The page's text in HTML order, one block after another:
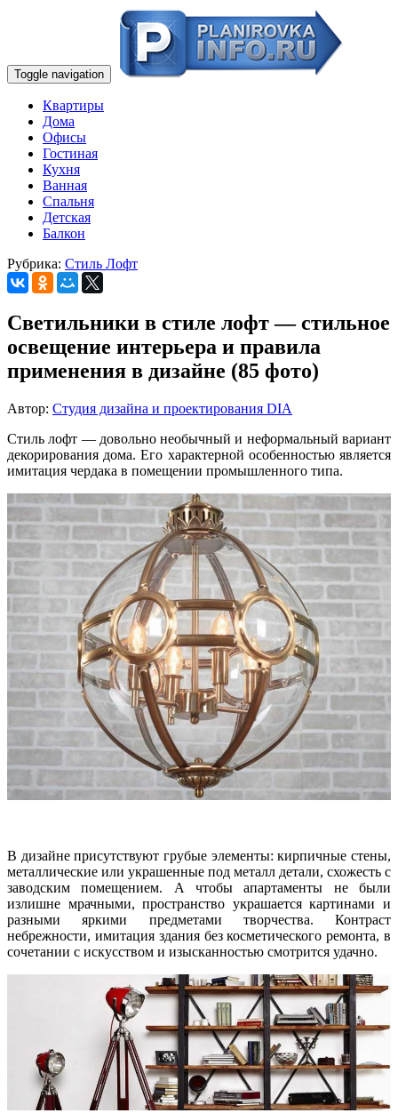
Toggle navigation
Квартиры
Дома
Офисы
Гостиная
Кухня
Ванная
Спальня
Детская
Балкон
Рубрика: Стиль Лофт
Светильники в стиле лофт — стильное
освещение интерьера и правила
применения в дизайне (85 фото)
Автор: Студия дизайна и проектирования DIA
Стиль лофт — довольно необычный и неформальный вариант
декорирования дома. Его характерной особенностью является
имитация чердака в помещении промышленного типа.
В дизайне присутствуют грубые элементы: кирпичные стены,
металлические или украшенные под металл детали, схожесть с
заводским помещением. А чтобы апартаменты не были
излишне мрачными, пространство украшается картинами и
разными яркими предметами творчества. Контраст
небрежности, имитация здания без косметического ремонта, в
сочетании с искусством и изысканностью смотрится удачно.